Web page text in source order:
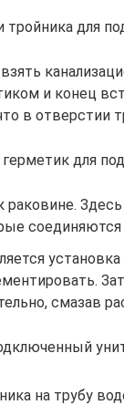
для
взять
и конец
в отверстии
для
смазав
на трубу